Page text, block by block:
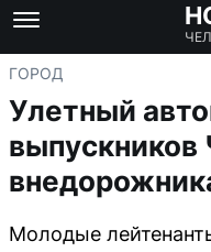
ГОРОД
Улетный
Молодые